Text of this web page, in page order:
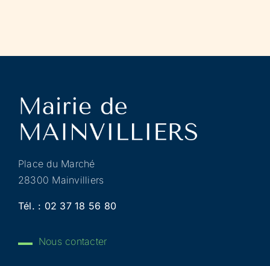
Place du Marché
28300 Mainvilliers
Tél. : 02 37 18 56 80
Nous contacter